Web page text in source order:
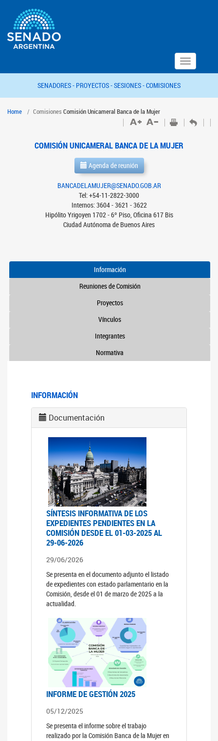
Toggle
navigation
SENADORES - PROYECTOS -SESIONES -COMISIONES
Home Comisiones Comisión Unicameral Banca de la Mujer
COMISIÓN UNICAMERAL BANCA DE LA MUJER
Agenda de reunión
BANCADELAMUJER@SENADO.GOB.AR
Tel: +54-11-2822-3000
Internos: 3604 - 3621 - 3622
Hipólito Yrigoyen 1702 - 6º Piso, Oficina 617 Bis
Ciudad Autónoma de Buenos Aires
Información
Reuniones de Comisión
Proyectos
Vínculos
Integrantes
Normativa
INFORMACIÓN
Documentación
SÍNTESIS INFORMATIVA DE LOS
EXPEDIENTES PENDIENTES EN LA
COMISIÓN DESDE EL 01-03-2025 AL
29-06-2026
29/06/2026
Se presenta en el documento adjunto el listado
de expedientes con estado parlamentario en la
Comisión, desde el 01 de marzo de 2025 a la
actualidad.
INFORME DE GESTIÓN 2025
05/12/2025
Se presenta el informe sobre el trabajo
realizado por la Comisión Banca de la Mujer en